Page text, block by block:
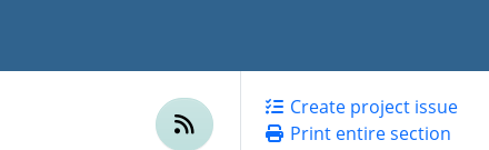
Create project issue
Print entire section